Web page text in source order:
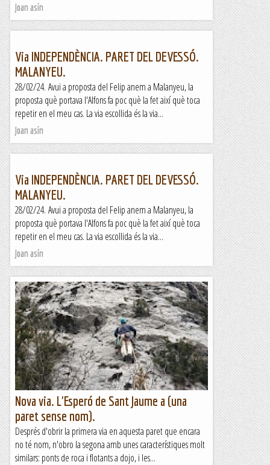
Joan asín
Via INDEPENDÈNCIA. PARET DEL DEVESSÓ.
MALANYEU.
28/02/24. Avui a proposta del Felip anem a Malanyeu, la
proposta què portava l'Alfons fa poc què la fet així què toca
repetir en el meu cas. La via escollida és la via...
Joan asín
Via INDEPENDÈNCIA. PARET DEL DEVESSÓ.
MALANYEU.
28/02/24. Avui a proposta del Felip anem a Malanyeu, la
proposta què portava l'Alfons fa poc què la fet així què toca
repetir en el meu cas. La via escollida és la via...
Joan asín
Nova via. L'Esperó de Sant Jaume a (una
paret sense nom).
Després d'obrir la primera via en aquesta paret que encara
no té nom, n'obro la segona amb unes característiques molt
similars: ponts de roca i flotants a dojo, i les...